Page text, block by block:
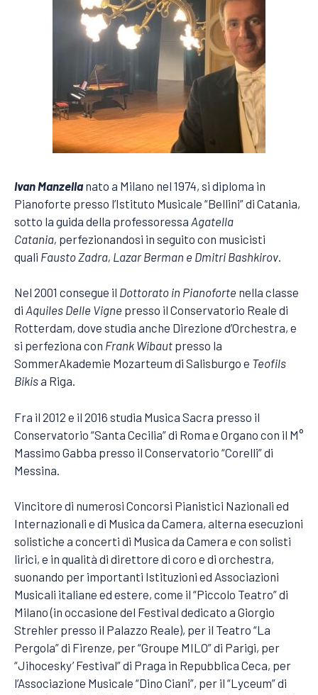
Ivan Manzellanato a Milano nel 1974, si diploma in
Pianoforte presso l’Istituto Musicale “Bellini” di Catania,
sotto la guida della professoressa Agatella
Catania, perfezionandosi in seguito con musicisti
quali Fausto Zadra, Lazar Berman e Dmitri Bashkirov
Nel 2001 consegue il Dottorato in Pianoforte nella classe
di Aquiles Delle Vigne presso il Conservatorio Reale di
Rotterdam, dove studia anche Direzione d’Orchestra, e
si perfeziona con Frank Wibaut presso la
SommerAkademie Mozarteum di Salisburgo e Teofils
Bikisa Riga.
Fra il 2012 e il 2016 studia Musica Sacra presso il
Conservatorio “Santa Cecilia” di Roma e Organo con il M°
Massimo Gabba presso il Conservatorio “Corelli” di
Messina.
Vincitore di numerosi Concorsi Pianistici Nazionali ed
Internazionali e di Musica da Camera, alterna esecuzioni
solistiche a concerti di Musica da Camera e con solisti
lirici, e in qualità di direttore di coro e di orchestra,
suonando per importanti Istituzioni ed Associazioni
Musicali italiane ed estere, come il “Piccolo Teatro” di
Milano (in occasione del Festival dedicato a Giorgio
Strehler presso il Palazzo Reale), per il Teatro “La
Pergola” di Firenze, per “Groupe MILO” di Parigi, per
“Jihocesky’ Festival” di Praga in Repubblica Ceca, per
l’Associazione Musicale “Dino Ciani”, per il “Lyceum” di